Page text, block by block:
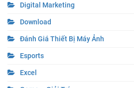
Digital Marketing
Download
Đánh Giá Thiết Bị Máy Ảnh
Esports
Excel